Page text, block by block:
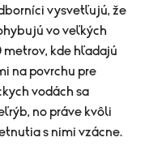
vysvetľujú, že
vo veľkých
kde hľadajú
na povrchu pre
vodách sa
no práve kvôli
s nimi vzácne.